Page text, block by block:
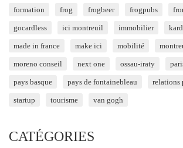
formation frog frogbeer frogpubs
gocardless ici montreuil immobilier
made in france make ici mobilité
moreno conseil next one ossau-iraty
pays basque pays de fontainebleau relations
startup tourisme van gogh
CATÉGORIES